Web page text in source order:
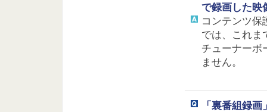
で録画した映
コンテンツ保
では、これま
チューナーボ
ません。
「裏番組録